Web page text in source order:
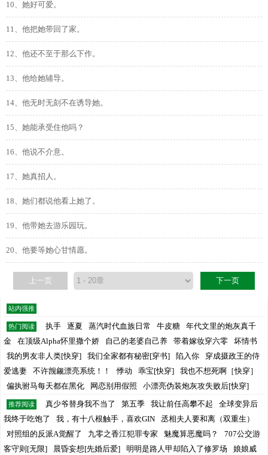
10、她好可爱。
11、他把她带回了家。
12、他还不至于那么下作。
13、他给她辅导。
14、他无时无刻不在诱导她。
15、她能承受住他吗？
16、他说不介意。
17、她真招人。
18、她们都说他看上她了。
19、他带她去游乐园玩。
20、他要等她心甘情愿。
上一页 下一页
站内强推
热门阅读 执手 逐夏 蒸汽时代血族日常 牛皮糖
年代文里的炮灰真千
金
在顶级Alpha怀里撒个娇 自己的老婆自己养 带着嫁妆穿六零
坏情书
我的男友非人类[快穿]
我们全家都有秘密[穿书] 陷入你
穿成摄政王的侍
爱逃妻
不许觊觎漂亮系统！！ 悸动 乖宝[快穿]
我也不想死啊［快穿］
偏执驸马每天都在黑化
网恋别用假照 小漂亮伪装炮灰攻失败后[快穿]
推荐阅读 真少爷替身我不当了 第五季 我让前任高攀不起
全球变异后
我终于吃饱了
我，有十八根触手，喜欢GIN
丞相夫人要和离（双重生）
对照组的反派A觉醒了
九零之香江犯罪专家 魅魔算恶魔吗？
707公交游
客守则[无限]
晨昏妄想[先婚后爱] 明明是路人甲却陷入了修罗场 娘娘威